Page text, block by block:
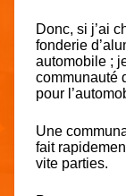
Donc, si j’ai
fonderie
automobile ;
communauté
pour
Une
fait
vite parties.